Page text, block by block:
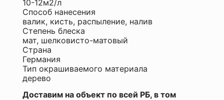
10-12м2/л
Способ нанесения
валик, кисть, распыление, налив
Степень блеска
мат, шелковисто-матовый
Страна
Германия
Тип окрашиваемого материала
дерево
Я согласен с
Политикой
конфиденциальности
данного сайта
Доставим на объект по всей РБ, в том